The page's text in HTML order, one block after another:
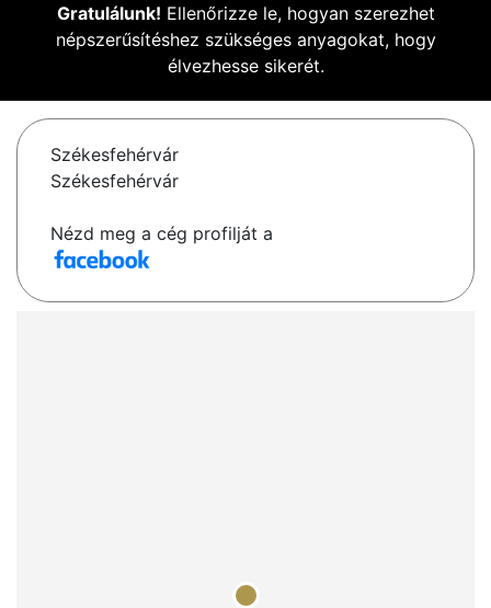
Gratulálunk! Ellenőrizze le, hogyan szerezhet
népszerűsítéshez szükséges anyagokat, hogy
élvezhesse sikerét.
Székesfehérvár
Székesfehérvár
Nézd meg a cég profilját a